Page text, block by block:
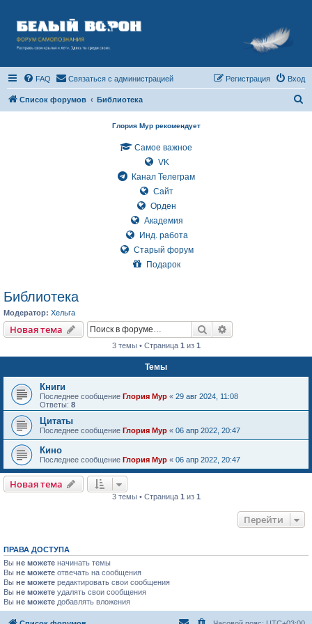
FAQ Связаться с администрацией Вход
Регистрация
Список форумов Библиотека
Глория Мур рекомендует
Самое важное
VK
Канал Телеграм
Сайт
Орден
Академия
Инд. работа
Старый форум
Подарок
Библиотека
Модератор: Хельга
Новая тема Поиск
3 темы • Страница 1 из 1
Темы
Книги
Последнее сообщение Глория Мур « 29 авг 2024, 11:08
Ответы: 8
Цитаты
Последнее сообщение Глория Мур « 06 апр 2022, 20:47
Кино
Последнее сообщение Глория Мур « 06 апр 2022, 20:47
Новая тема
3 темы • Страница 1 из 1
Перейти
ПРАВА ДОСТУПА
Вы не можете начинать темы
Вы не можете отвечать на сообщения
Вы не можете редактировать свои сообщения
Вы не можете удалять свои сообщения
Вы не можете добавлять вложения